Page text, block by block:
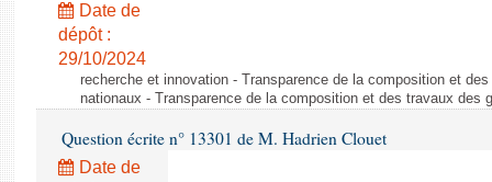
Date de
dépôt :
29/10/2024
recherche et innovation - Transparence de la composition et
nationaux - Transparence de la composition et des travaux des
Question écrite n° 13301 de M. Hadrien Clouet
Date de